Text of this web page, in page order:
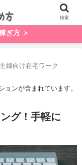
ぎ方 ＞
主婦向け在宅ワーク
ョンが含まれています。
グ！手軽に
検索